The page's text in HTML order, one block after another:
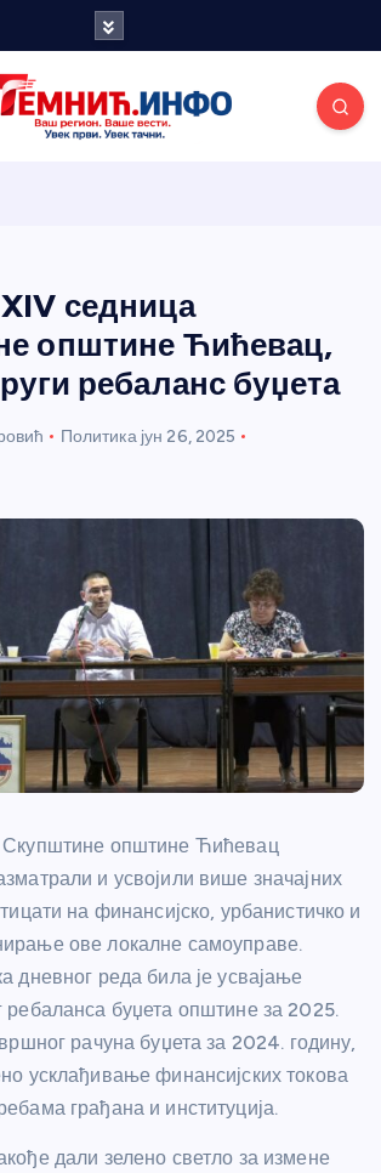
и портал
седница
општине Ћићевац,
ребаланс буџета
Политика јун 26, 2025
Скупштине општине Ћићевац
и усвојили више значајних
на финансијско, урбанистичко и
ове локалне самоуправе.
дневног реда била је усвајање
ребаланса буџета општине за 2025.
рачуна буџета за 2024. годину,
усклађивање финансијских токова
грађана и институција.
дали зелено светло за измене